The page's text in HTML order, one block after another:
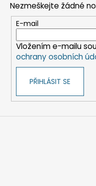
Nezmeškejte žádné
E-mail
Vložením e-mailu
ochrany osobních
PŘIHLÁSIT SE